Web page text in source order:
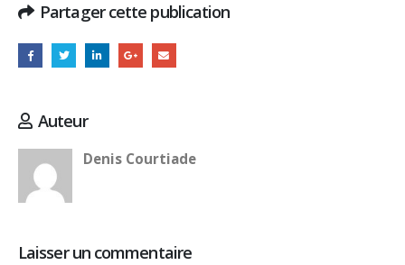
Partager cette publication
Auteur
Denis Courtiade
Laisser un commentaire